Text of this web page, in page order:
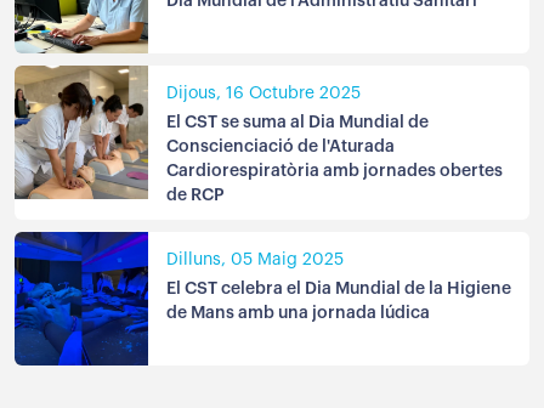
Dijous, 16 Octubre 2025
El CST se suma al Dia Mundial de
Conscienciació de l'Aturada
Cardiorespiratòria amb jornades obertes
de RCP
Dilluns, 05 Maig 2025
El CST celebra el Dia Mundial de la Higiene
de Mans amb una jornada lúdica